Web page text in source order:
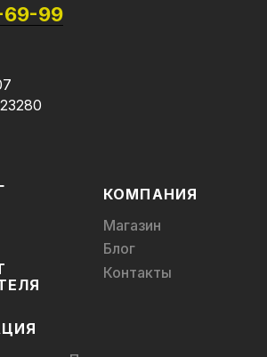
69-99
Магазин
Блог
Контакты
КОМПАНИЯ